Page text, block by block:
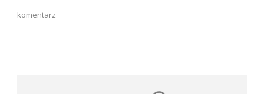
komentarz